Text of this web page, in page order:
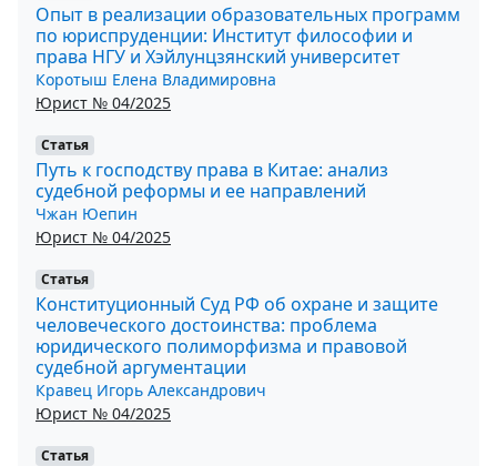
Опыт в реализации образовательных программ
по юриспруденции: Институт философии и
права НГУ и Хэйлунцзянский университет
Коротыш Елена Владимировна
Юрист № 04/2025
Статья
Путь к господству права в Китае: анализ
судебной реформы и ее направлений
Чжан Юепин
Юрист № 04/2025
Статья
Конституционный Суд РФ об охране и защите
человеческого достоинства: проблема
юридического полиморфизма и правовой
судебной аргументации
Кравец Игорь Александрович
Юрист № 04/2025
Статья